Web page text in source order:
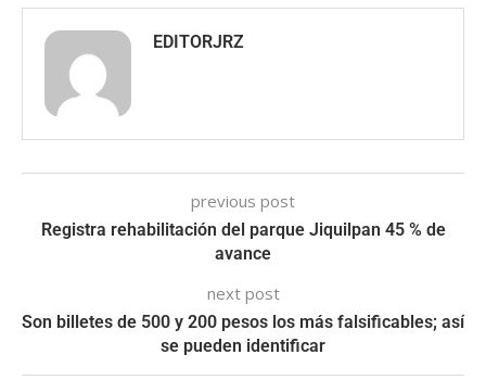
EDITORJRZ
previous post
Registra rehabilitación del parque Jiquilpan 45 % de
avance
next post
Son billetes de 500 y 200 pesos los más falsificables; así
se pueden identificar